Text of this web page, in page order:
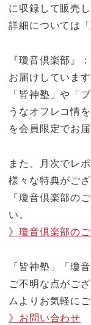
に収録して販売し
詳細については「
『瓊音倶楽部』
お届けしています
「皆神塾」や「
うなオフレコ情
を会員限定でお
また、月次でレ
様々な特典がご
「瓊音倶楽部の
い。
》瓊音倶楽部の
「皆神塾」「瓊
ご不明な点がご
ムよりお気軽に
》お問い合わせ